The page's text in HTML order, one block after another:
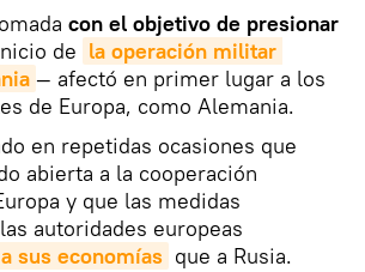
con el objetivo de presionar
de la operación militar
— afectó en primer lugar a los
de Europa, como Alemania.
en repetidas ocasiones que
abierta a la cooperación
y que las medidas
autoridades europeas
sus economías que a Rusia.